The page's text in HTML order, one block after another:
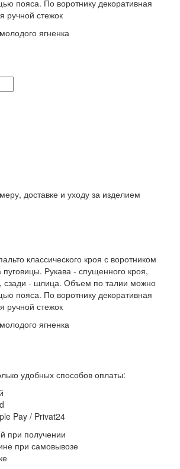
пояса. По воротнику декоративная
ручной стежок
ягненка
доставке и уходу за изделием
классического кроя с воротником
Рукава - спущенного кроя,
сзади - шлица. Объем по талии можно
пояса. По воротнику декоративная
ручной стежок
ягненка
удобных способов оплаты:
Pay / Privat24
при получении
при самовывозе